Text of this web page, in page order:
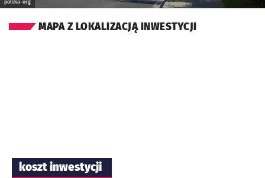
polska-org
MAPA Z LOKALIZACJĄ INWESTYCJI
koszt inwestycji